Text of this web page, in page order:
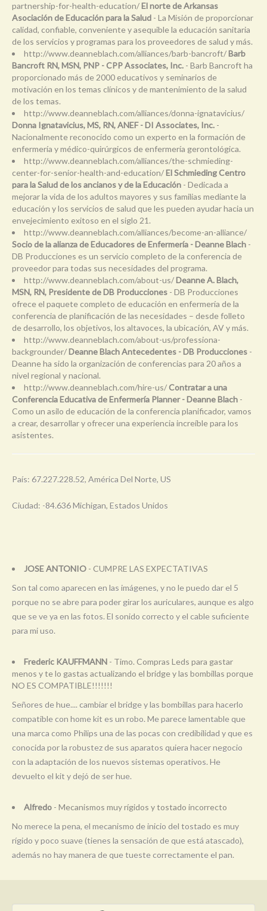
partnership-for-health-education/El norte de Arkansas
Asociación de Educación para la Salud - La Misión de proporcionar
calidad, confiable, conveniente y asequible la educación sanitaria
de los servicios y programas para los proveedores de salud y más.
http://www.deanneblach.com/alliances/barb-bancroft/Barb
Bancroft RN, MSN, PNP - CPP Associates, Inc. - Barb Bancroft ha
proporcionado más de 2000 educativos y seminarios de
motivación en los temas clínicos y de mantenimiento de la salud
de los temas.
http://www.deanneblach.com/alliances/donna-ignatavicius/
Donna Ignatavicius, MS, RN, ANEF - DI Associates, Inc. -
Nacionalmente reconocido como un experto en la formación de
enfermería y médico-quirúrgicos de enfermería gerontológica.
http://www.deanneblach.com/alliances/the-schmieding-
center-for-senior-health-and-education/El Schmieding Centro
para la Salud de los ancianos y de la Educación - Dedicada a
mejorar la vida de los adultos mayores y sus familias mediante la
educación y los servicios de salud que les pueden ayudar hacia un
envejecimiento exitoso en el siglo 21.
http://www.deanneblach.com/alliances/become-an-alliance/
Socio de la alianza de Educadores de Enfermería - Deanne Blach -
DB Producciones es un servicio completo de la conferencia de
proveedor para todas sus necesidades del programa.
http://www.deanneblach.com/about-us/Deanne A. Blach,
MSN, RN, Presidente de DB Producciones - DB Producciones
ofrece el paquete completo de educación en enfermería de la
conferencia de planificación de las necesidades – desde folleto
de desarrollo, los objetivos, los altavoces, la ubicación, AV y más.
http://www.deanneblach.com/about-us/professiona-
backgrounder/Deanne Blach Antecedentes - DB Producciones -
Deanne ha sido la organización de conferencias para 20 años a
nivel regional y nacional.
http://www.deanneblach.com/hire-us/Contratar a una
Conferencia Educativa de Enfermería Planner - Deanne Blach -
Como un asilo de educación de la conferencia planificador, vamos
a crear, desarrollar y ofrecer una experiencia increíble para los
asistentes.
País: 67.227.228.52, América Del Norte, US
Ciudad: -84.636 Michigan, Estados Unidos
JOSE ANTONIO - CUMPRE LAS EXPECTATIVAS
Son tal como aparecen en las imágenes, y no le puedo dar el 5
porque no se abre para poder girar los auriculares, aunque es algo
que se ve ya en las fotos. El sonido correcto y el cable suficiente
para mi uso.
Frederic KAUFFMANN - Timo. Compras Leds para gastar
menos y te lo gastas actualizando el bridge y las bombillas porque
NO ES COMPATIBLE!!!!!!!
Señores de hue.... cambiar el bridge y las bombillas para hacerlo
compatible con home kit es un robo. Me parece lamentable que
una marca como Philips una de las pocas con credibilidad y que es
conocida por la robustez de sus aparatos quiera hacer negocio
con la adaptación de los nuevos sistemas operativos. He
devuelto el kit y dejó de ser hue.
Alfredo - Mecanismos muy rígidos y tostado incorrecto
No merece la pena, el mecanismo de inicio del tostado es muy
rígido y poco suave (tienes la sensación de que está atascado),
además no hay manera de que tueste correctamente el pan.